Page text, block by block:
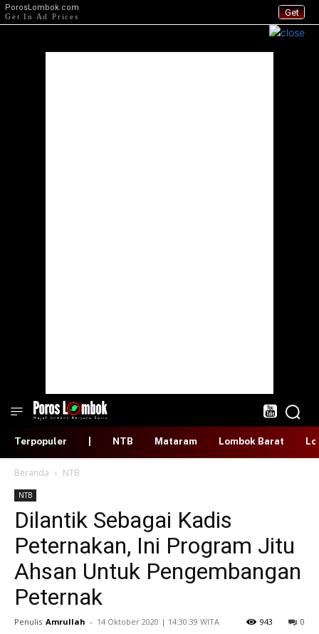
Get
PorosLombok.com
Get In Ad Prices
Terpopuler NTB Mataram Lombok Barat
Beranda NTB
NTB
Dilantik Sebagai Kadis
Peternakan, Ini Program Jitu
Ahsan Untuk Pengembangan
Peternak
Penulis Amrullah - ​14 Oktober 2020 | 14:30:39 WITA 0
943